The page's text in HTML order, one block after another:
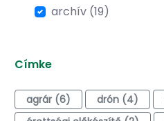
archív (19)
Címke
agrár (6) drón (4)